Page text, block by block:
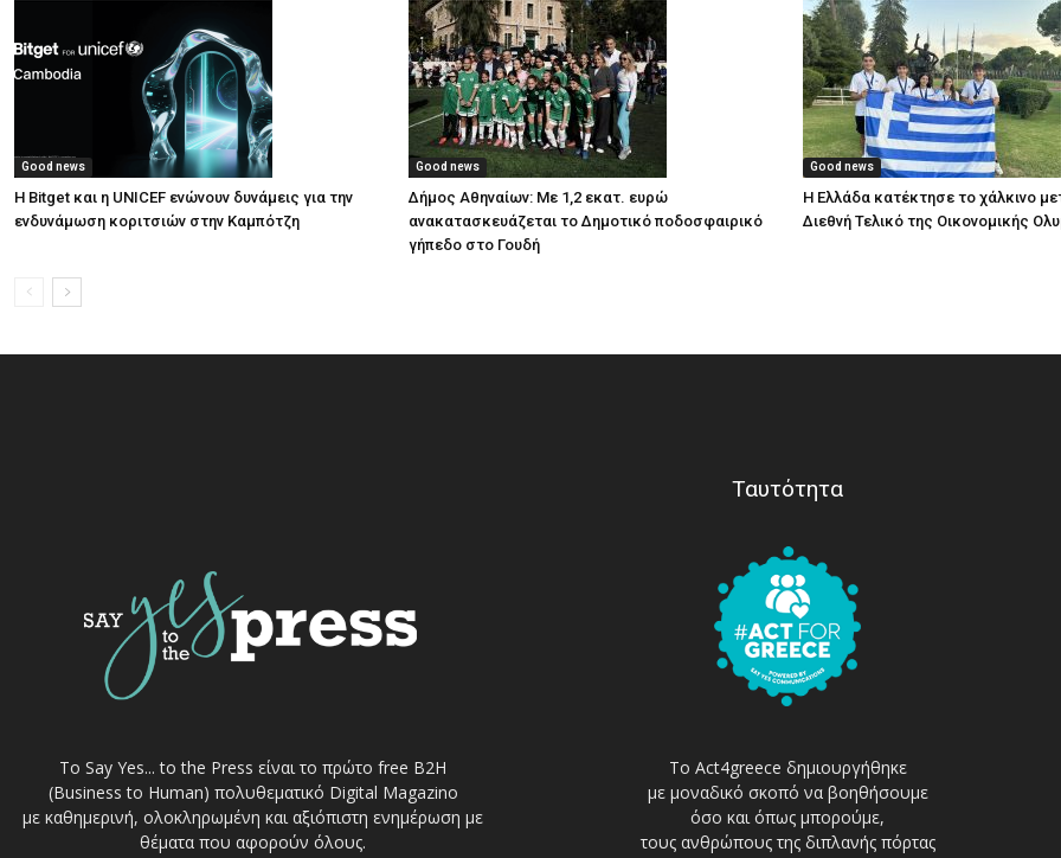
Good news
Η Bitget και η UNICEF ενώνουν δυνάμεις για την
ενδυνάμωση κοριτσιών στην Καμπότζη
Good news
Δήμος Αθηναίων: Με 1,2 εκατ. ευρώ
ανακατασκευάζεται το Δημοτικό ποδοσφαιρικό
γήπεδο στο Γουδή
Good news
Η Ελλάδα κατέκτησε το χάλκινο
Διεθνή Τελικό της Οικονομικής
Το Say Yes... to the Press είναι το πρώτο free Β2Η
(Business to Human) πολυθεματικό Digital Magazino
με καθημερινή, ολοκληρωμένη και αξιόπιστη ενημέρωση με
θέματα που αφορούν όλους.
Ταυτότητα
Το Act4greece δημιουργήθηκε
με μοναδικό σκοπό να βοηθήσουμε
όσο και όπως μπορούμε,
τους ανθρώπους της διπλανής πόρτας